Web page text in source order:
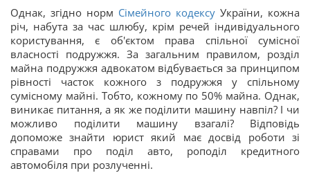
Однак, згідно норм Сімейного кодексу України, кожна
річ, набута за час шлюбу, крім речей індивідуального
користування, є об'єктом права спільної сумісної
власності подружжя. За загальним правилом, розділ
майна подружжя адвокатом відбувається за принципом
рівності часток кожного з подружжя у спільному
сумісному майні. Тобто, кожному по 50% майна. Однак,
виникає питання, а як же поділити машину навпіл? І чи
можливо поділити машину взагалі? Відповідь
допоможе знайти юрист який має досвід роботи зі
справами про поділ авто, роподіл кредитного
автомобіля при розлученні.